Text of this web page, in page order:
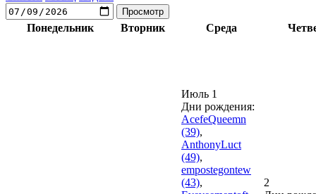
Понедельник Вторник Среда
Июль 1
Дни рождения:
AcefeQueemn
(39),
AnthonyLuct
(49),
empostegontew
(43),
2